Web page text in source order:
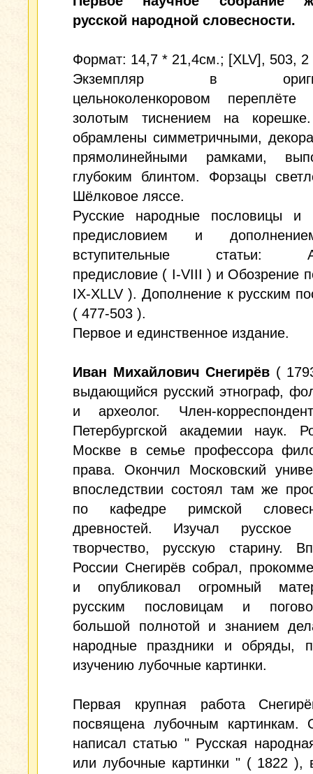
русской народной словесности.
Формат: 14,7 * 21,4см.; [XLV], 503, 2
Экземпляр в
цельноколенкоровом
золотым тиснением на
обрамлены симметричными,
прямолинейными рамками,
глубоким блинтом. Форзацы
Шёлковое ляссе.
Русские народные пословицы и
предисловием и
вступительные статьи:
предисловие ( I-VIII ) и Обозрение
IX-XLLV ). Дополнение к русским
( 477-503 ).
Первое и единственное издание.
Иван Михайлович Снегирёв (
выдающийся русский этнограф,
и археолог. Член-
Петербургской академии наук.
Москве в семье профессора
права. Окончил Московский
впоследствии состоял там же
по кафедре римской
древностей. Изучал русское
творчество, русскую старину.
России Снегирёв собрал,
и опубликовал огромный
русским пословицам и
большой полнотой и знанием
народные праздники и обряды,
изучению лубочные картинки.
Первая крупная работа
посвящена лубочным
написал статью " Русская
или лубочные картинки " ( 1822 ),